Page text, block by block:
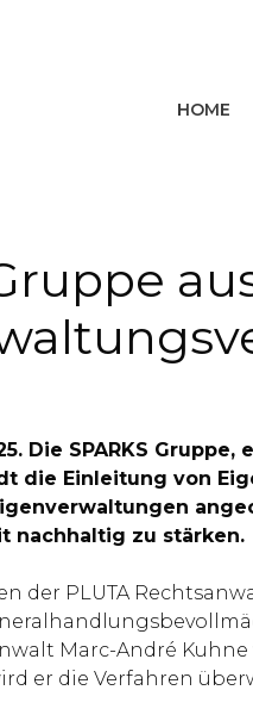
HOME
Die SPARKS
die Einleitung von
nachhaltig zu stärken.
der PLUTA
Marc-André
er die Verfahren